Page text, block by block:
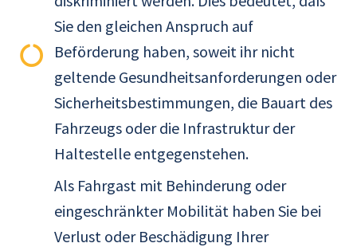
Sie den gleichen Anspruch auf
Beförderung haben, soweit ihr nicht
geltende Gesundheitsanforderungen oder
Sicherheitsbestimmungen, die Bauart des
Fahrzeugs oder die Infrastruktur der
Haltestelle entgegenstehen.
Als Fahrgast mit Behinderung oder
eingeschränkter Mobilität haben Sie bei
Verlust oder Beschädigung Ihrer